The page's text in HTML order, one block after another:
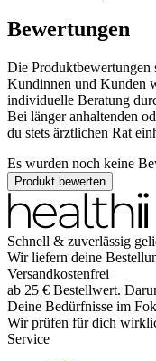
Bewertungen
Die Produktbewertungen
Kundinnen und Kunden
individuelle Beratung
Bei länger anhaltenden
du stets ärztlichen Rat
Es wurden noch keine
Produkt bewerten
Schnell & zuverlässig
Wir liefern deine
Versandkostenfrei
ab 25 € Bestellwert.
Deine Bedürfnisse im
Wir prüfen für dich
Service